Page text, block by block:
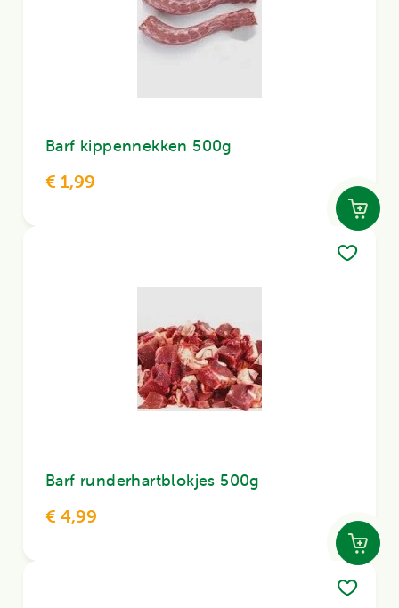
Barf kippennekken 500g
€ 1,99
Barf runderhartblokjes 500g
€ 4,99